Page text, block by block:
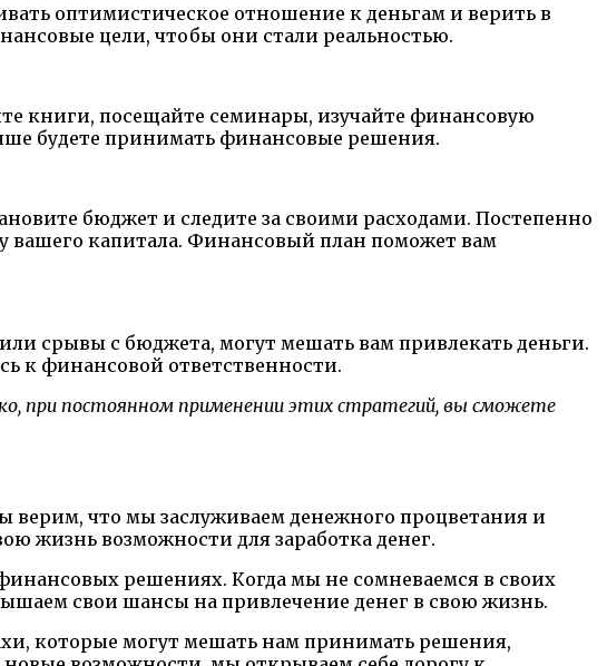
оптимистическое отношение к деньгам и верить в
цели, чтобы они стали реальностью.
книги, посещайте семинары, изучайте финансовую
будете принимать финансовые решения.
бюджет и следите за своими расходами. Постепенно
вашего капитала. Финансовый план поможет вам
срывы с бюджета, могут мешать вам привлекать деньги.
к финансовой ответственности.
при постоянном применении этих стратегий, вы сможете
что мы заслуживаем денежного процветания и
жизнь возможности для заработка денег.
решениях. Когда мы не сомневаемся в своих
свои шансы на привлечение денег в свою жизнь.
которые могут мешать нам принимать решения,